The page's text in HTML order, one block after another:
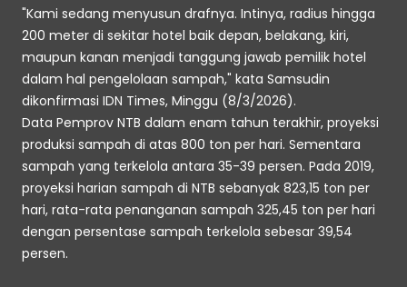
"Kami sedang menyusun drafnya. Intinya, radius hingga
200 meter di sekitar hotel baik depan, belakang, kiri,
maupun kanan menjadi tanggung jawab pemilik hotel
dalam hal pengelolaan sampah," kata Samsudin
dikonfirmasi IDN Times, Minggu (8/3/2026).
Data Pemprov NTB dalam enam tahun terakhir, proyeksi
produksi sampah di atas 800 ton per hari. Sementara
sampah yang terkelola antara 35-39 persen. Pada 2019,
proyeksi harian sampah di NTB sebanyak 823,15 ton per
hari, rata-rata penanganan sampah 325,45 ton per hari
dengan persentase sampah terkelola sebesar 39,54
persen.